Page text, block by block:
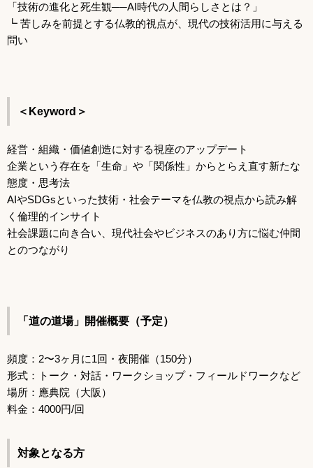
「技術の進化と死生観──AI時代の人間らしさとは？」
┗ 苦しみを前提とする仏教的視点が、現代の技術活用に与える
問い
＜Keyword＞
経営・組織・価値創造に対する視座のアップデート
企業という存在を「生命」や「関係性」からとらえ直す新たな
態度・思考法
AIやSDGsといった技術・社会テーマを仏教の視点から読み解
く倫理的インサイト
社会課題に向き合い、現代社会やビジネスのあり方に悩む仲間
とのつながり
「道の道場」開催概要（予定）
頻度：2〜3ヶ月に1回・夜開催（150分）
形式：トーク・対話・ワークショップ・フィールドワークなど
場所：應典院（大阪）
料金：4000円/回
対象となる方